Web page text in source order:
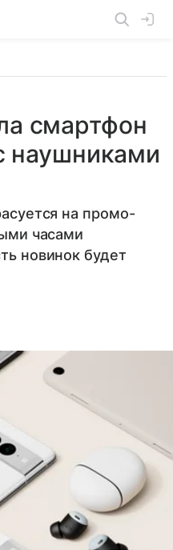
смартфон
наушниками
на промо-
часами
новинок будет